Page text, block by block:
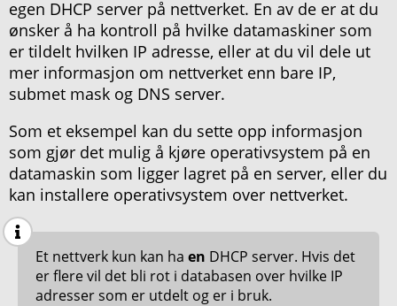
egen DHCP server på nettverket. En av de er at du
ønsker å ha kontroll på hvilke datamaskiner som
er tildelt hvilken IP adresse, eller at du vil dele ut
mer informasjon om nettverket enn bare IP,
submet mask og DNS server.
Som et eksempel kan du sette opp informasjon
som gjør det mulig å kjøre operativsystem på en
datamaskin som ligger lagret på en server, eller du
kan installere operativsystem over nettverket.
Et nettverk kun kan ha en DHCP server. Hvis det
er flere vil det bli rot i databasen over hvilke IP
adresser som er utdelt og er i bruk.